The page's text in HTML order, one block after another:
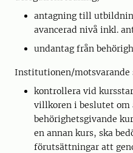
antagning till
avancerad nivå inkl.
undantag från
Institutionen/motsvarande
kontrollera vid
villkoren i beslutet om
behörighetsgivande
en annan kurs, ska
förutsättningar att